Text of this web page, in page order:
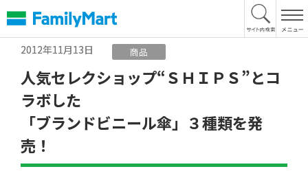
文
へ
2012年11月13日
商品
人気セレクショップ“ＳＨＩＰＳ”とコ
ラボした
「ブランドビニール傘」３種類を発
売！